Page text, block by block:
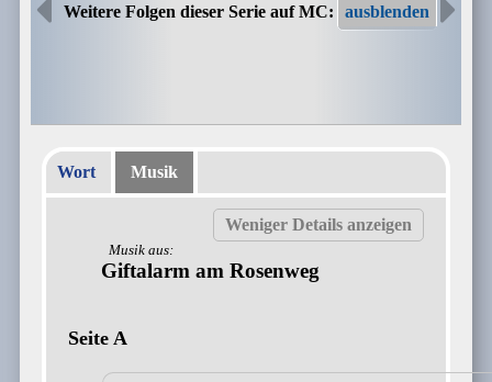
Weitere Folgen dieser Serie auf MC:
Wort Musik
Musik aus:
Giftalarm am Rosenweg
Seite A